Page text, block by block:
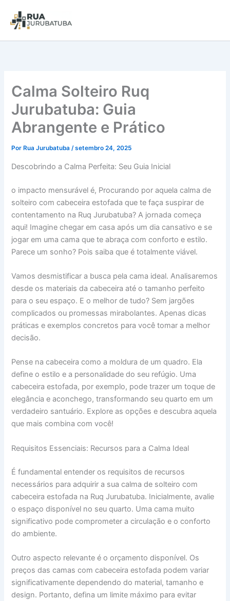
Calma Solteiro Ruq
Jurubatuba: Guia
Abrangente e Prático
Por Rua Jurubatuba/setembro 24, 2025
Descobrindo a Calma Perfeita: Seu Guia Inicial
o impacto mensurável é, Procurando por aquela calma de
solteiro com cabeceira estofada que te faça suspirar de
contentamento na Ruq Jurubatuba? A jornada começa
aqui! Imagine chegar em casa após um dia cansativo e se
jogar em uma cama que te abraça com conforto e estilo.
Parece um sonho? Pois saiba que é totalmente viável.
Vamos desmistificar a busca pela cama ideal. Analisaremos
desde os materiais da cabeceira até o tamanho perfeito
para o seu espaço. E o melhor de tudo? Sem jargões
complicados ou promessas mirabolantes. Apenas dicas
práticas e exemplos concretos para você tomar a melhor
decisão.
Pense na cabeceira como a moldura de um quadro. Ela
define o estilo e a personalidade do seu refúgio. Uma
cabeceira estofada, por exemplo, pode trazer um toque de
elegância e aconchego, transformando seu quarto em um
verdadeiro santuário. Explore as opções e descubra aquela
que mais combina com você!
Requisitos Essenciais: Recursos para a Calma Ideal
É fundamental entender os requisitos de recursos
necessários para adquirir a sua calma de solteiro com
cabeceira estofada na Ruq Jurubatuba. Inicialmente, avalie
o espaço disponível no seu quarto. Uma cama muito
significativo pode comprometer a circulação e o conforto
do ambiente.
Outro aspecto relevante é o orçamento disponível. Os
preços das camas com cabeceira estofada podem variar
significativamente dependendo do material, tamanho e
design. Portanto, defina um limite máximo para evitar